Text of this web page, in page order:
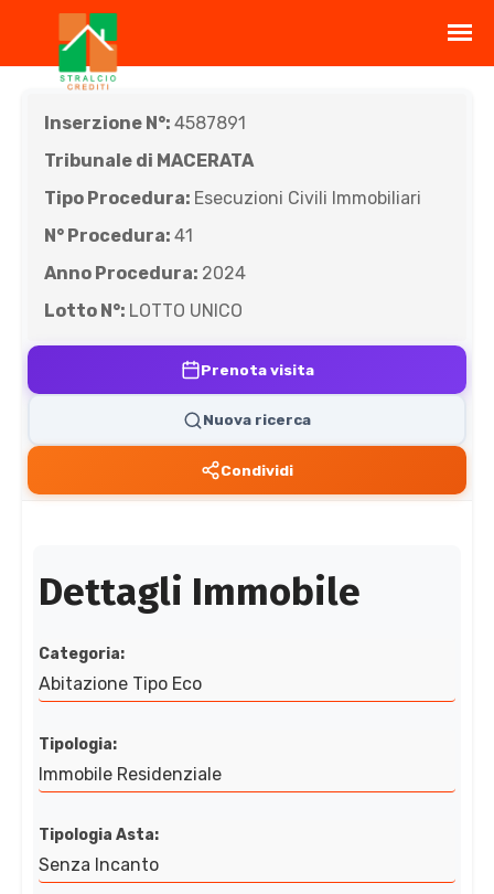
Inserzione N°: 4587891
Tribunale di MACERATA
Tipo Procedura: Esecuzioni Civili Immobiliari
N° Procedura: 41
Anno Procedura: 2024
Lotto N°: LOTTO UNICO
Prenota visita
Nuova ricerca
Condividi
Dettagli Immobile
Categoria:
Abitazione Tipo Eco
Tipologia:
Immobile Residenziale
Tipologia Asta:
Senza Incanto